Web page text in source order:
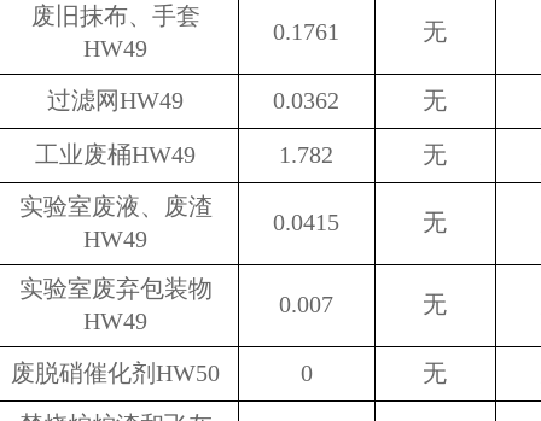
废旧抹布、手套
HW49
0.1761 无
过滤网HW49 0.0362 无
工业废桶HW49 1.782 无
实验室废液、废渣
HW49
0.0415 无
实验室废弃包装物
HW49
0.007 无
废脱硝催化剂HW50 0 无